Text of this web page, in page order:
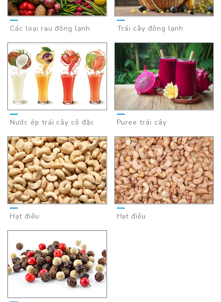
Các loại rau đông lạnh Trái cây đông lạnh
Nước ép trái cây cô đặc Puree trái cây
Hạt điều Hạt điều